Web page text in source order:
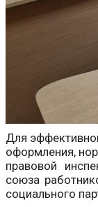
Для
оформления,
правовой
союза
социального